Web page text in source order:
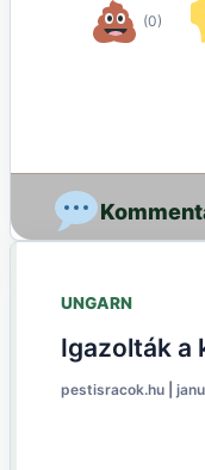
(0)
UNGARN
Igazolták a
pestisracok.hu